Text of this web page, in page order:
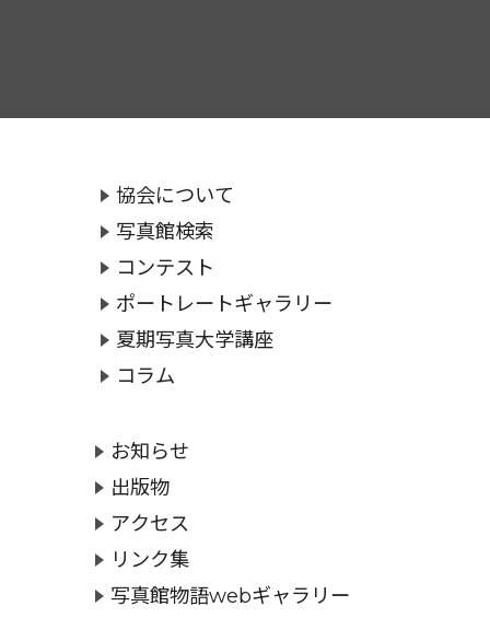
協会について
写真館検索
コンテスト
ポートレートギャラリー
夏期写真大学講座
コラム
お知らせ
出版物
アクセス
リンク集
写真館物語webギャラリー